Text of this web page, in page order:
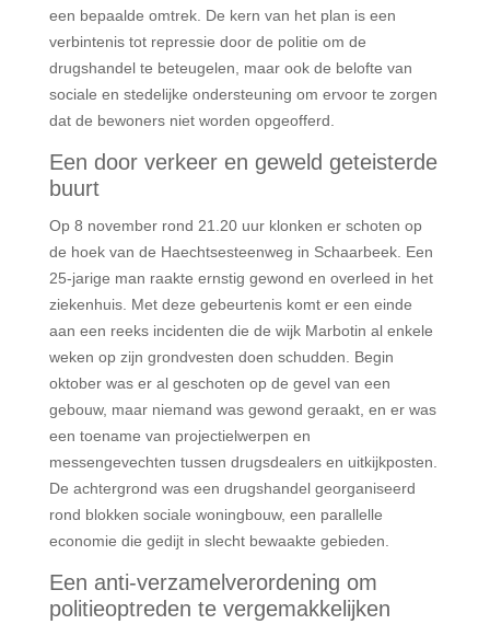
een bepaalde omtrek. De kern van het plan is een
verbintenis tot repressie door de politie om de
drugshandel te beteugelen, maar ook de belofte van
sociale en stedelijke ondersteuning om ervoor te zorgen
dat de bewoners niet worden opgeofferd.
Een door verkeer en geweld geteisterde
buurt
Op 8 november rond 21.20 uur klonken er schoten op
de hoek van de Haechtsesteenweg in Schaarbeek. Een
25-jarige man raakte ernstig gewond en overleed in het
ziekenhuis. Met deze gebeurtenis komt er een einde
aan een reeks incidenten die de wijk Marbotin al enkele
weken op zijn grondvesten doen schudden. Begin
oktober was er al geschoten op de gevel van een
gebouw, maar niemand was gewond geraakt, en er was
een toename van projectielwerpen en
messengevechten tussen drugsdealers en uitkijkposten.
De achtergrond was een drugshandel georganiseerd
rond blokken sociale woningbouw, een parallelle
economie die gedijt in slecht bewaakte gebieden.
Een anti-verzamelverordening om
politieoptreden te vergemakkelijken